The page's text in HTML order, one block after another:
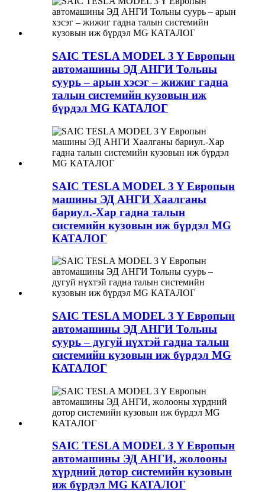
SAIC TESLA MODEL 3 Y Европын
автомашины ЭД АНГИ Тольны
суурь – арын хэсэг – жижиг гадна
талын системийн кузовын иж
бүрдэл MG КАТАЛОГ
SAIC TESLA MODEL 3 Y Европын
машины ЭД АНГИ Хаалганы
бариул.-Хар гадна талын
системийн кузовын иж бүрдэл MG
КАТАЛОГ
SAIC TESLA MODEL 3 Y Европын
автомашины ЭД АНГИ Тольны
суурь – дугуй нүхтэй гадна талын
системийн кузовын иж бүрдэл MG
КАТАЛОГ
SAIC TESLA MODEL 3 Y Европын
автомашины ЭД АНГИ, жолооны
хүрдний дотор системийн кузовын
иж бүрдэл MG КАТАЛОГ